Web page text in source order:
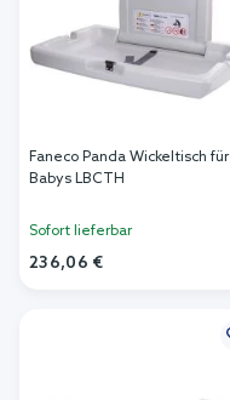
Faneco Panda Wickeltisch für
Babys LBCTH
Sofort lieferbar
236,06 €